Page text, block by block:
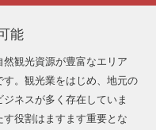
能
観光資源が豊富なエリア
。観光業をはじめ、地元の
ネスが多く存在していま
役割はますます重要とな